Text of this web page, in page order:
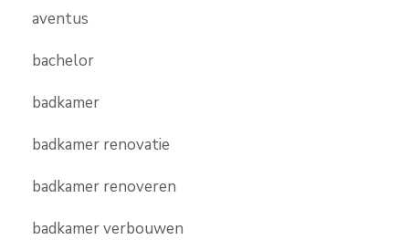
aventus
bachelor
badkamer
badkamer renovatie
badkamer renoveren
badkamer verbouwen